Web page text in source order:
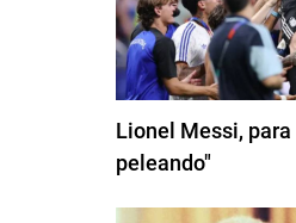
Lionel Messi,
peleando"